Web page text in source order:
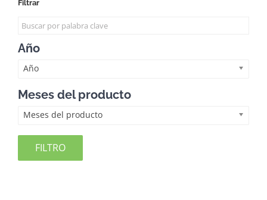
Filtrar
Año
Año
Meses del producto
Meses del producto
FILTRO